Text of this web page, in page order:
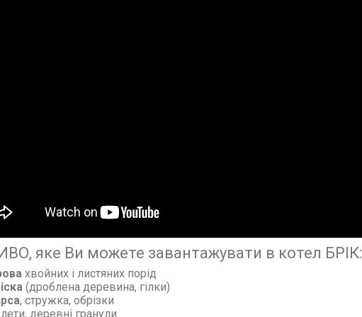
яке Ви можете завантажувати в котел БРІК:
хвойних і листяних порід
(дроблена деревина, гілки)
, стружка, обрізки
деревні гранули